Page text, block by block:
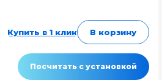
Купить в 1 клик В корзину
Посчитать с установкой